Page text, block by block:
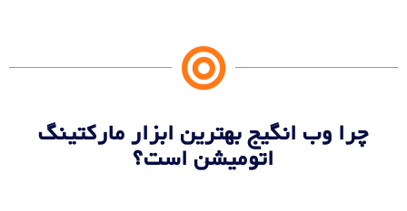
چرا وب انگیج بهترین ابزار مارکتینگ
اتومیشن است؟